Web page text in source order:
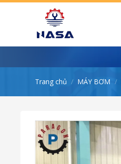
Skip
Trang chủ / MÁY BƠM /